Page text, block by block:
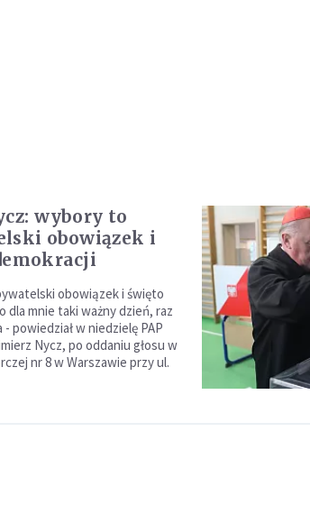
wybory to
obowiązek i
obowiązek i święto
dla mnie taki ważny dzień, raz
powiedział w niedzielę PAP
Nycz, po oddaniu głosu w
nr 8 w Warszawie przy ul.